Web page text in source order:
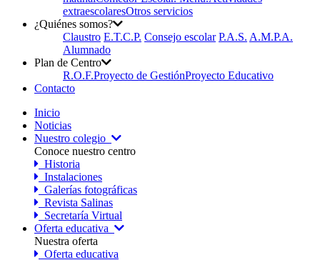
extraescolaresOtros servicios
¿Quiénes somos?
Claustro E.T.C.P. Consejo escolar P.A.S. A.M.P.A.
Alumnado
Plan de Centro
R.O.F.Proyecto de GestiónProyecto Educativo
Contacto
Inicio
Noticias
Nuestro colegio
Conoce nuestro centro
Historia
Instalaciones
Galerías fotográficas
Revista Salinas
Secretaría Virtual
Oferta educativa
Nuestra oferta
Oferta educativa